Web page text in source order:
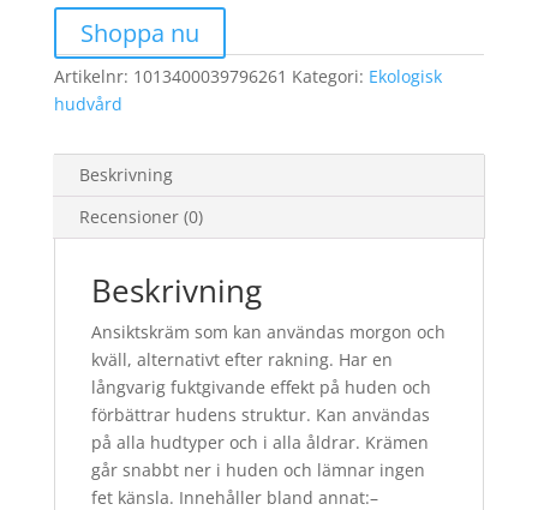
Shoppa nu
Artikelnr: 1013400039796261 Kategori: Ekologisk
hudvård
Beskrivning
Recensioner (0)
Beskrivning
Ansiktskräm som kan användas morgon och
kväll, alternativt efter rakning. Har en
långvarig fuktgivande effekt på huden och
förbättrar hudens struktur. Kan användas
på alla hudtyper och i alla åldrar. Krämen
går snabbt ner i huden och lämnar ingen
fet känsla. Innehåller bland annat:–